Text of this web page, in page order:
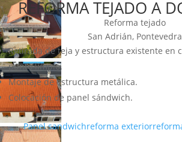
REFORMA TEJADO A
Reforma tejado
San Adrián, Pontevedra
Retirada de teja y estructura existente en
punto limpio.
Montaje de estructura metálica.
Colocación de panel sándwich.
Panel sandwichreforma exterior